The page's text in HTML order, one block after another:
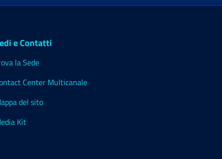
e Contatti
la Sede
Center Multicanale
del sito
Kit